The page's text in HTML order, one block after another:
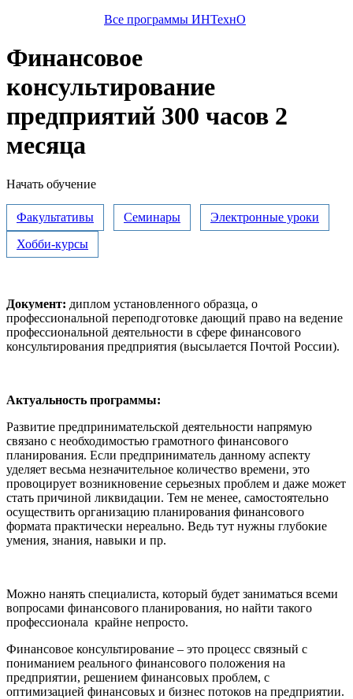
Все программы ИНТехнО
Финансовое
консультирование
предприятий 300 часов 2
месяца
Начать обучение
Факультативы Семинары
Электронные уроки
Хобби-курсы
Документ: диплом установленного образца, о
профессиональной переподготовке дающий право на ведение
профессиональной деятельности в сфере финансового
консультирования предприятия (высылается Почтой России).
Актуальность программы:
Развитие предпринимательской деятельности напрямую
связано с необходимостью грамотного финансового
планирования. Если предприниматель данному аспекту
уделяет весьма незначительное количество времени, это
провоцирует возникновение серьезных проблем и даже может
стать причиной ликвидации. Тем не менее, самостоятельно
осуществить организацию планирования финансового
формата практически нереально. Ведь тут нужны глубокие
умения, знания, навыки и пр.
Можно нанять специалиста, который будет заниматься всеми
вопросами финансового планирования, но найти такого
профессионала крайне непросто.
Финансовое консультирование – это процесс связный с
пониманием реального финансового положения на
предприятии, решением финансовых проблем, с
оптимизацией финансовых и бизнес потоков на предприятии.